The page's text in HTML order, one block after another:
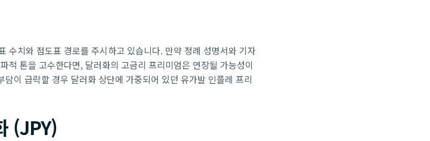
수치와 점도표 경로를 주시하고 있습니다. 만약 정례 성명서와 기자
적 톤을 고수한다면, 달러화의 고금리 프리미엄은 연장될 가능성이
이 급락할 경우 달러화 상단에 가중되어 있던 유가발 인플레 프리
(JPY)